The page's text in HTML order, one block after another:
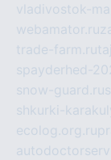
vladivostok-
webamator.ru
trade-farm.ru
spayderhed-
snow-guard.ru
shkurki-
ecolog.org.ru